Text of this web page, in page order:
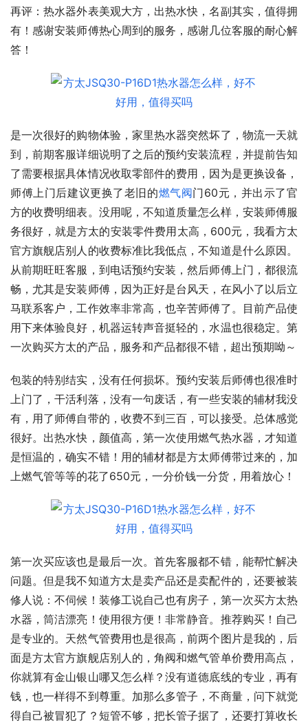
再评：热水器外表美观大方，出热水快，名副其实，值得拥
有！感谢安装师傅热心周到的服务，感谢几位客服的耐心解
答！
是一次很好的购物体验，家里热水器突然坏了，物流一天就
到，前期客服详细说明了之后的预约安装流程，并提前告知
了需要根据具体情况收取零部件的费用，因为是更换设备，
师傅上门后建议更换了老旧的燃气阀门60元，并出示了官
方的收费明细表。没用呢，不知道质量怎么样，安装师傅服
务很好，就是方太的安装零件费用太高，600元，我看方太
官方旗舰店别人的收费标准比我低点，不知道是什么原因。
从前期旺旺客服，到电话预约安装，然后师傅上门，都很流
畅，尤其是安装师傅，因为正好是台风天，在风小了以后立
马联系客户，工作效率非常高，也辛苦师傅了。目前产品使
用下来体验良好，机器运转声音挺轻的，水温也很稳定。第
一次购买方太的产品，服务和产品都很不错，超出预期呦～
包装的特别结实，没有任何损坏。预约安装后师傅也很准时
上门了，干活利落，没有一句废话，有一些安装的辅材我没
有，用了师傅自带的，收费不到三百，可以接受。总体感觉
很好。出热水快，颜值高，第一次使用燃气热水器，才知道
是恒温的，确实不错！用的辅材都是方太师傅带过来的，加
上燃气管等等的花了650元，一分价钱一分货，用着放心！
第一次买应该也是最后一次。首先客服都不错，能帮忙解决
问题。但是我不知道方太是卖产品还是卖配件的，还要被装
修人说：不伺候！装修工说自己也有房子，第一次买方太热
水器，筒洁漂亮！使用很方便！非常静音。推荐购买！自己
是专业的。天然气管费用也是很高，前两个图片是我的，后
面是方太官方旗舰店别人的，角阀和燃气管单价费用高点，
你就算有金山银山哪又怎么样？没有道德底线的专业，再有
钱，也一样得不到尊重。加那么多管子，不商量，问下就觉
得自己被冒犯了？短管不够，把长管子据了，还要打算收长